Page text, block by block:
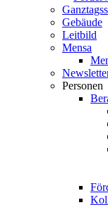
Gebäude
Leitbild
Mensa
Personen